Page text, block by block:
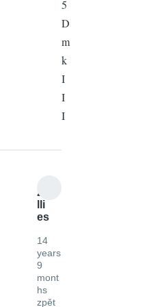
5
D
m
k
I
I
I
zu
lli
es
14
years
9
mont
hs
zpět